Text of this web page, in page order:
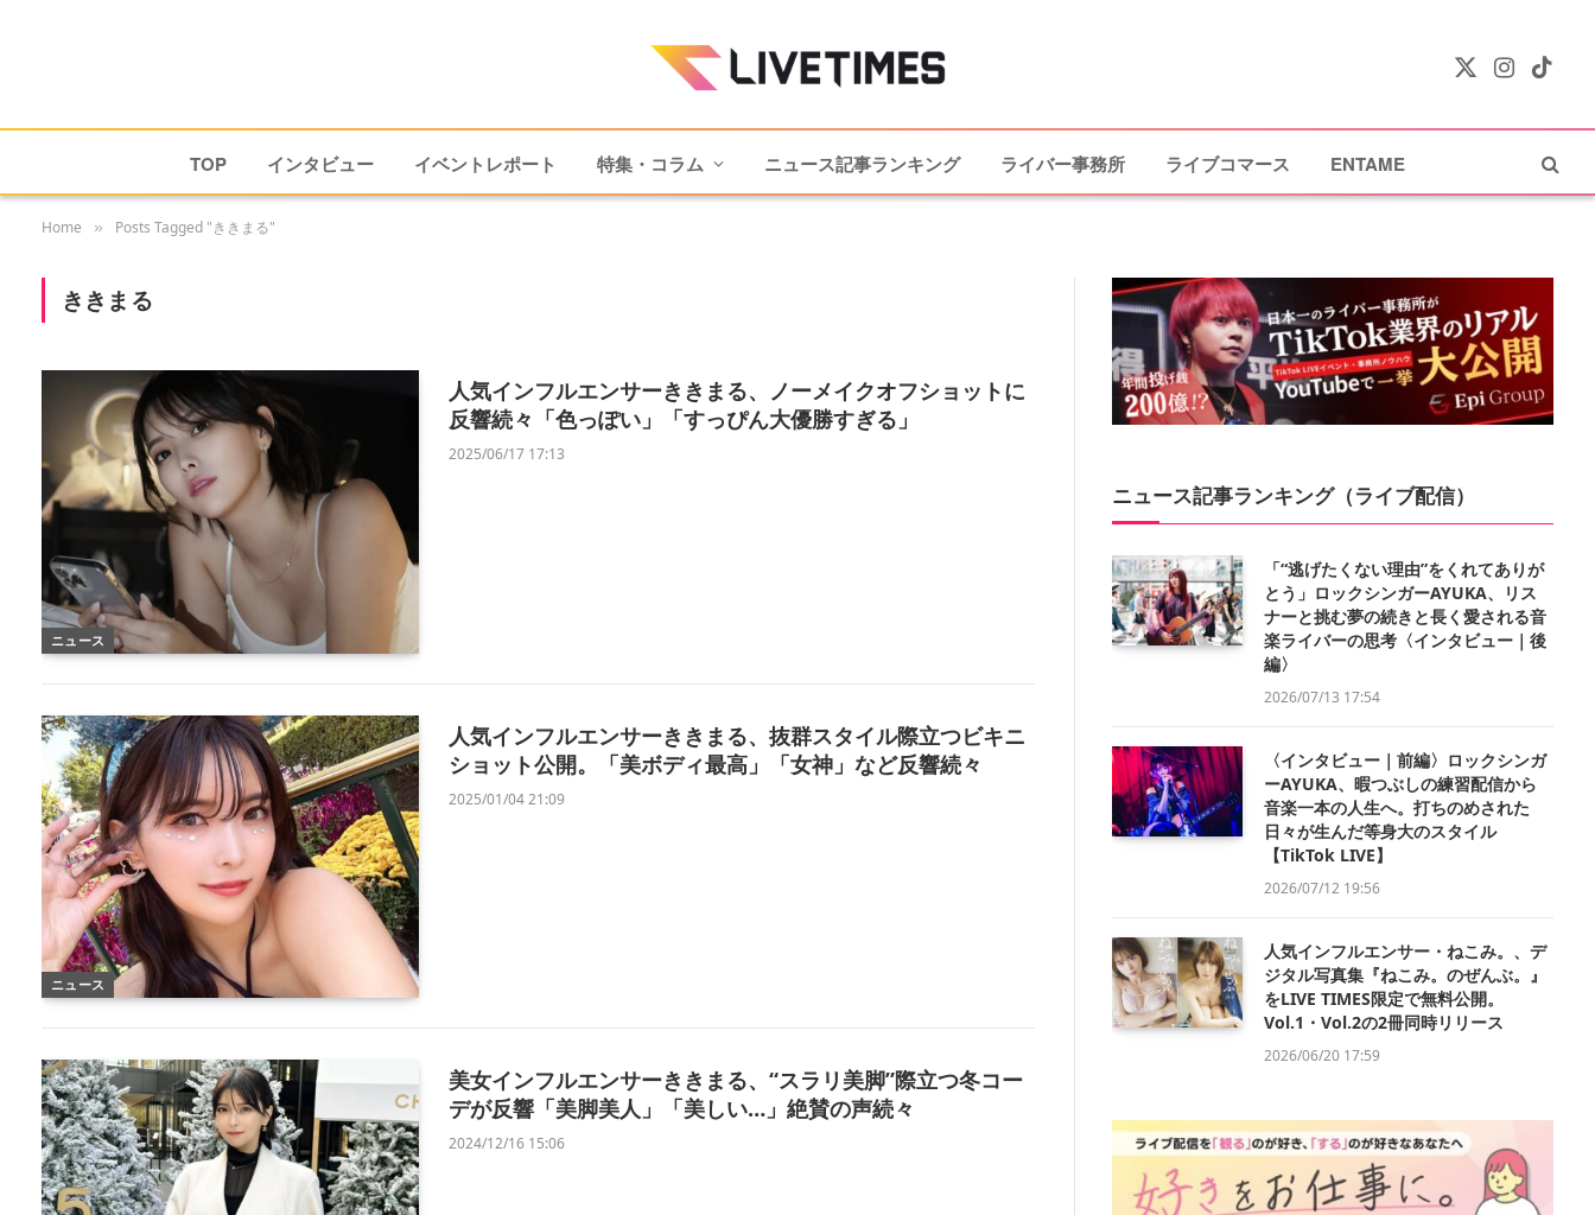
X
Instagram
TikTok
TOP インタビュー イベントレポート 特集・コラム ニュース記事ランキング ライバー事務所 ライブコマース ENTAME
Home » Posts Tagged "ききまる"
ききまる
ニュース
人気インフルエンサーききまる、ノーメイクオフショットに
反響続々「色っぽい」「すっぴん大優勝すぎる」
2025/06/17 17:13
ニュース
人気インフルエンサーききまる、抜群スタイル際立つビキニ
ショット公開。「美ボディ最高」「女神」など反響続々
2025/01/04 21:09
美女インフルエンサーききまる、“スラリ美脚”際立つ冬コー
デが反響「美脚美人」「美しい…」絶賛の声続々
2024/12/16 15:06
ニュース記事ランキング（ライブ配信）
「“逃げたくない理由”をくれてありが
とう」ロックシンガーAYUKA、リス
ナーと挑む夢の続きと長く愛される音
楽ライバーの思考〈インタビュー｜後
編〉
2026/07/13 17:54
〈インタビュー｜前編〉ロックシンガ
ーAYUKA、暇つぶしの練習配信から
音楽一本の人生へ。打ちのめされた
日々が生んだ等身大のスタイル
【TikTok LIVE】
2026/07/12 19:56
人気インフルエンサー・ねこみ。、デ
ジタル写真集『ねこみ。のぜんぶ。』
をLIVE TIMES限定で無料公開。
Vol.1・Vol.2の2冊同時リリース
2026/06/20 17:59